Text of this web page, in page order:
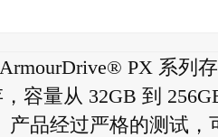
PX 系列
容量从 32GB 到
品经过严格的测试，